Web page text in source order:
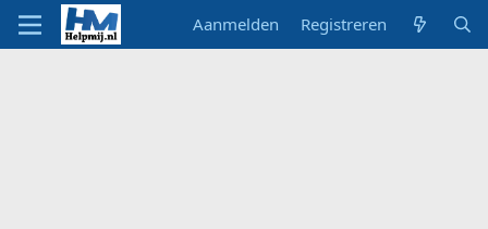
Aanmelden Registreren